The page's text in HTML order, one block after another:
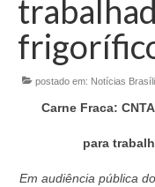
Currículo
postado em: Notícias
Carne Fraca:
para
Em audiência pública